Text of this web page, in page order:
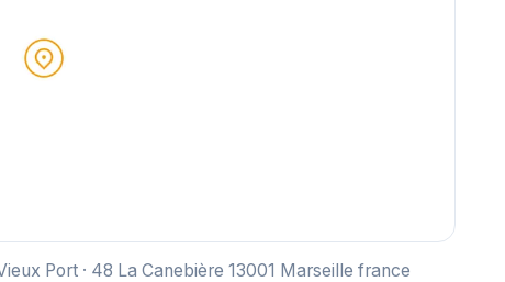
Port · 48 La Canebière 13001 Marseille france